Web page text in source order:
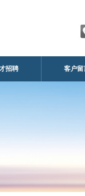
客户留
招聘